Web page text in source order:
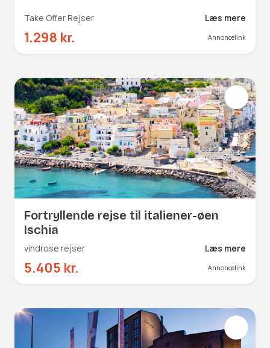
Take Offer Rejser Læs mere
1.298 kr. Annoncelink
Fortryllende rejse til italiener-øen
Ischia
vindrose rejser Læs mere
5.405 kr. Annoncelink